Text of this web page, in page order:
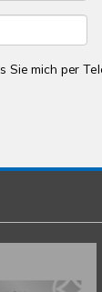
Sie mich per